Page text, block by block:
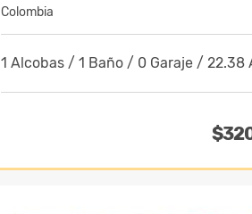
Colombia
1 Alcobas / 1 Baño / 0 Garaje / 22.38